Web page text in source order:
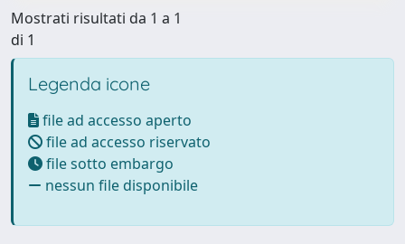
Mostrati risultati da 1 a 1
di 1
Legenda icone
file ad accesso aperto
file ad accesso riservato
file sotto embargo
nessun file disponibile